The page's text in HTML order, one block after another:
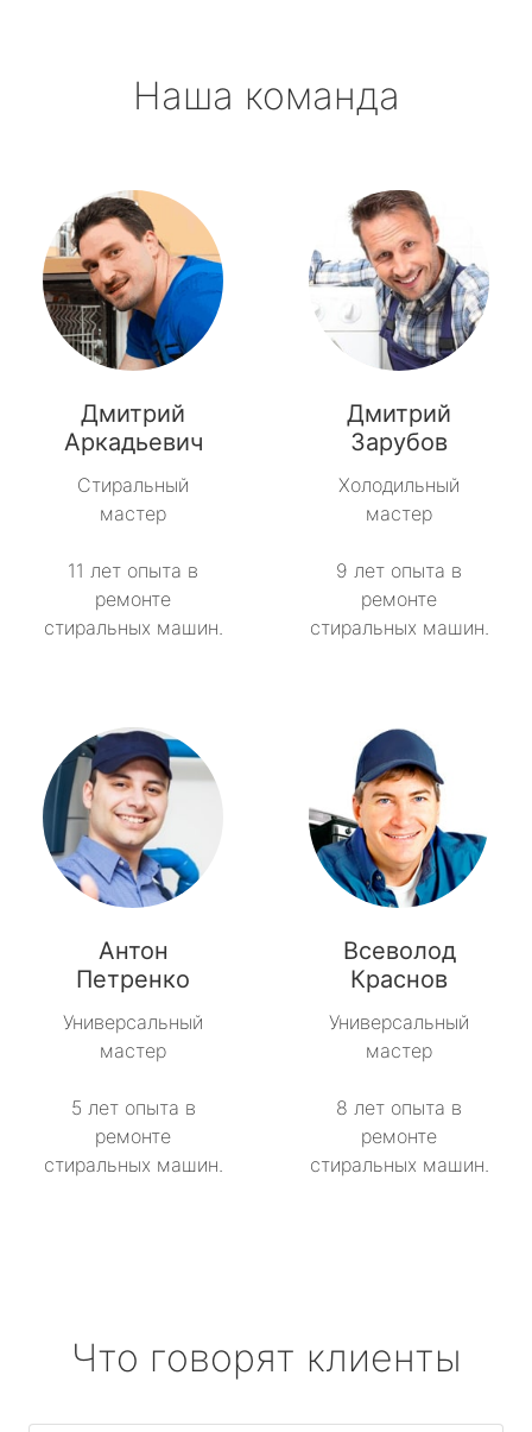
Наша команда
Дмитрий
Аркадьевич
Стиральный
мастер
11 лет опыта в
ремонте
стиральных машин.
Дмитрий
Зарубов
Холодильный
мастер
9 лет опыта в
ремонте
стиральных машин.
Антон
Петренко
Универсальный
мастер
5 лет опыта в
ремонте
стиральных машин.
Всеволод
Краснов
Универсальный
мастер
8 лет опыта в
ремонте
стиральных машин.
Что говорят клиенты